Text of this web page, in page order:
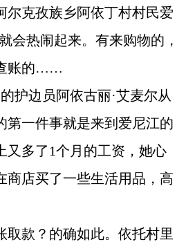
尔克孜族乡阿依丁村村民爱
会热闹起来。有来购物的，
账的……
护边员阿依古丽·艾麦尔从
第一件事就是来到爱尼江的
又多了1个月的工资，她心
商店买了一些生活用品，高
取款？的确如此。依托村里